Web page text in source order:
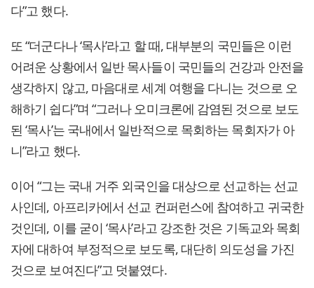
다”고 했다.
또 “더군다나 ‘목사’라고 할 때, 대부분의 국민들은 이런
어려운 상황에서 일반 목사들이 국민들의 건강과 안전을
생각하지 않고, 마음대로 세계 여행을 다니는 것으로 오
해하기 쉽다”며 “그러나 오미크론에 감염된 것으로 보도
된 ‘목사’는 국내에서 일반적으로 목회하는 목회자가 아
니”라고 했다.
이어 “그는 국내 거주 외국인을 대상으로 선교하는 선교
사인데, 아프리카에서 선교 컨퍼런스에 참여하고 귀국한
것인데, 이를 굳이 ‘목사’라고 강조한 것은 기독교와 목회
자에 대하여 부정적으로 보도록, 대단히 의도성을 가진
것으로 보여진다”고 덧붙였다.